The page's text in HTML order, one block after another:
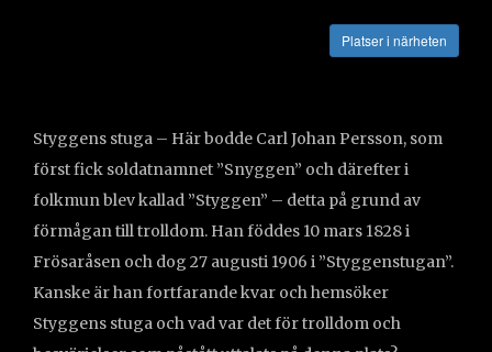
Platser i närheten
Styggens stuga – Här bodde Carl Johan Persson, som
först fick soldatnamnet ”Snyggen” och därefter i
folkmun blev kallad ”Styggen” – detta på grund av
förmågan till trolldom. Han föddes 10 mars 1828 i
Frösaråsen och dog 27 augusti 1906 i ”Styggenstugan”.
Kanske är han fortfarande kvar och hemsöker
Styggens stuga och vad var det för trolldom och